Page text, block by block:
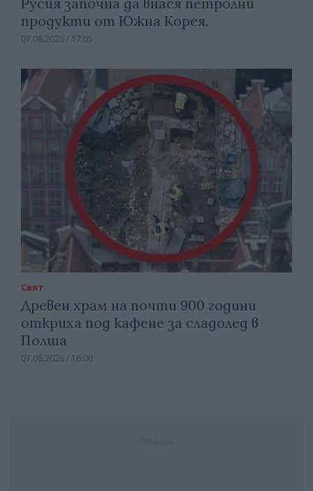
продукти от Южна Корея.
07.08.2026 / 17:05
Свят
Древен храм на почти 900 години
откриха под кафене за сладолед в
Полша
07.08.2026 / 16:00